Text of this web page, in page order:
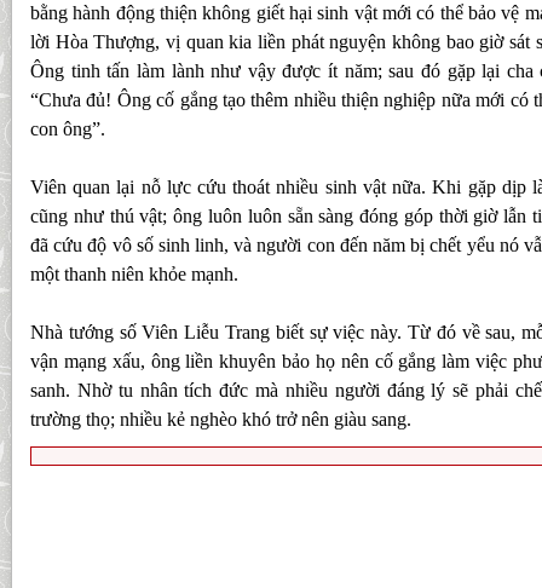
bằng hành động thiện không giết hại sinh vật mới có thể bảo vệ
lời Hòa Thượng, vị quan kia liền phát nguyện không bao giờ sát
Ông tinh tấn làm lành như vậy được ít năm; sau đó gặp lại
“Chưa đủ! Ông cố gắng tạo thêm nhiều thiện nghiệp nữa mới có
con ông”.
Viên quan lại nỗ lực cứu thoát nhiều sinh vật nữa. Khi gặp dịp
cũng như thú vật; ông luôn luôn sẵn sàng đóng góp thời giờ lẫn
đã cứu độ vô số sinh linh, và người con đến năm bị chết yểu nó
một thanh niên khỏe mạnh.
Nhà tướng số Viên Liễu Trang biết sự việc này. Từ đó về sau,
vận mạng xấu, ông liền khuyên bảo họ nên cố gắng làm việc
sanh. Nhờ tu nhân tích đức mà nhiều người đáng lý sẽ phải
trường thọ; nhiều kẻ nghèo khó trở nên giàu sang.